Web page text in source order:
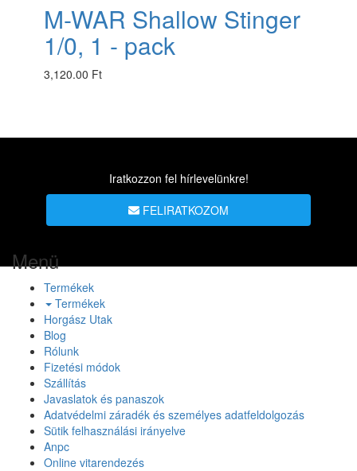
M-WAR Shallow Stinger
1/0, 1 - pack
3,120.00 Ft
Iratkozzon fel hírlevelünkre!
FELIRATKOZOM
Menü
Termékek
Termékek
Horgász Utak
Blog
Rólunk
Fizetési módok
Szállítás
Javaslatok és panaszok
Adatvédelmi záradék és személyes adatfeldolgozás
Sütik felhasználási irányelve
Anpc
Online vitarendezés